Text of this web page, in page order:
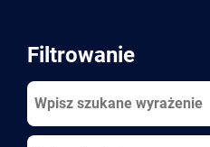
Filtrowanie